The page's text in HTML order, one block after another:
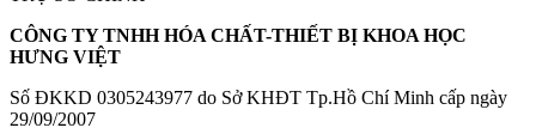
CÔNG TY TNHH HÓA CHẤT-THIẾT BỊ KHOA HỌC
HƯNG VIỆT
Số ĐKKD 0305243977 do Sở KHĐT Tp.Hồ Chí Minh cấp ngày
29/09/2007